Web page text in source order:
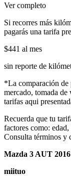
Ver completo
Si recorres más
pagarás una tarifa
$441 al mes
sin reporte de
*La comparación de
mercado, tomada
tarifas aqui
Recuerda que tu
factores como:
Consulta términos y
Mazda 3 AUT 2016
miituo